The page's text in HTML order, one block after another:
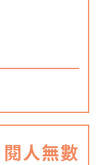
人無數